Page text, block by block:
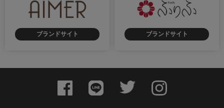
ブランドサイト ブランドサイト